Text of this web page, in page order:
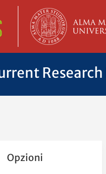
Opzioni